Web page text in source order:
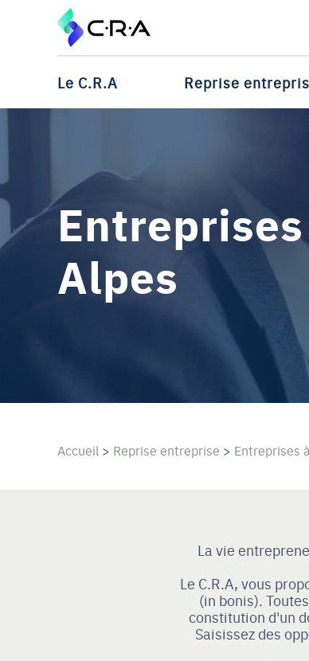
Le C.R.A Reprise
Alpes
Accueil > Reprise entreprise > Entreprises
La vie
Le C.R.A, vous
(in bonis).
constitution d'un
Saisissez des